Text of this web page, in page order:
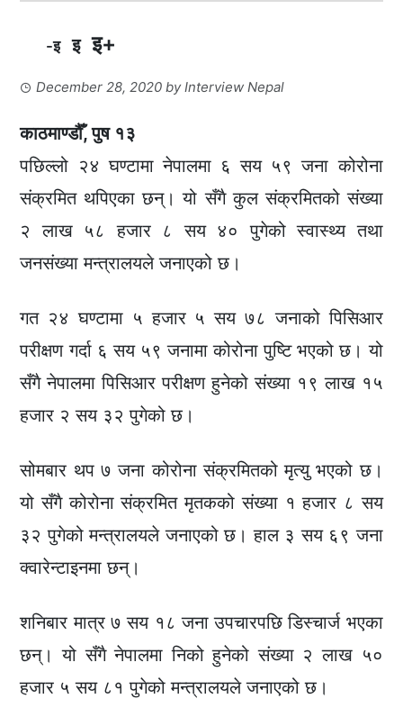
-इ इ इ+
December 28, 2020 byInterview Nepal
काठमाण्डौँ, पुष १३
पछिल्लो २४ घण्टामा नेपालमा ६ सय ५९ जना कोरोना
संक्रमित थपिएका छन्। यो सँगै कुल संक्रमितको संख्या
२ लाख ५८ हजार ८ सय ४० पुगेको स्वास्थ्य तथा
जनसंख्या मन्त्रालयले जनाएको छ।
गत २४ घण्टामा ५ हजार ५ सय ७८ जनाको पिसिआर
परीक्षण गर्दा ६ सय ५९ जनामा कोरोना पुष्टि भएको छ। यो
सँगै नेपालमा पिसिआर परीक्षण हुनेको संख्या १९ लाख १५
हजार २ सय ३२ पुगेको छ।
सोमबार थप ७ जना कोरोना संक्रमितको मृत्यु भएको छ।
यो सँगै कोरोना संक्रमित मृतकको संख्या १ हजार ८ सय
३२ पुगेको मन्त्रालयले जनाएको छ। हाल ३ सय ६९ जना
क्वारेन्टाइनमा छन्।
शनिबार मात्र ७ सय १८ जना उपचारपछि डिस्चार्ज भएका
छन्। यो सँगै नेपालमा निको हुनेको संख्या २ लाख ५०
हजार ५ सय ८१ पुगेको मन्त्रालयले जनाएको छ।